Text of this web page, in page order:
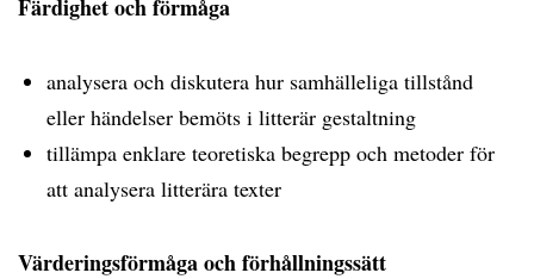
Färdighet och förmåga
analysera och diskutera hur samhälleliga tillstånd
eller händelser bemöts i litterär gestaltning
tillämpa enklare teoretiska begrepp och metoder för
att analysera litterära texter
Värderingsförmåga och förhållningssätt